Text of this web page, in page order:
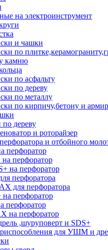
на электроинструмент
и чашки
по
камню
по асфальту
по дереву
по металлу
по кирпичу,бетону и
дереву
и роторайзер
и отбойного
перфоратор
перфоратор
на перфоратор
перфоратора
для перфоратора
на перфоратор
перфоратор
на перфоратор
,шуруповерт и SDS+
для УШМ и